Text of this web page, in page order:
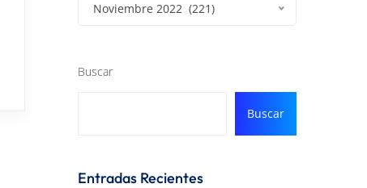
Noviembre 2022 (221)
Buscar
Buscar
Entradas Recientes